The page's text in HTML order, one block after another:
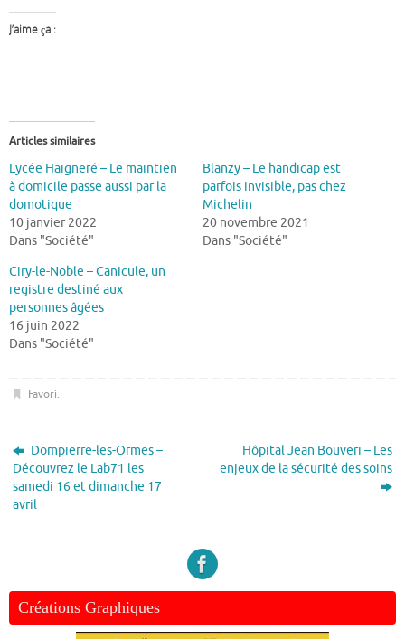
J’aime ça :
Articles similaires
Lycée Haigneré – Le maintien
à domicile passe aussi par la
domotique
10 janvier 2022
Dans "Société"
Blanzy – Le handicap est
parfois invisible, pas chez
Michelin
20 novembre 2021
Dans "Société"
Ciry-le-Noble – Canicule, un
registre destiné aux
personnes âgées
16 juin 2022
Dans "Société"
Favori.
Dompierre-les-Ormes –
Découvrez le Lab71 les
samedi 16 et dimanche 17
avril
Hôpital Jean Bouveri – Les
enjeux de la sécurité des soins
Créations Graphiques